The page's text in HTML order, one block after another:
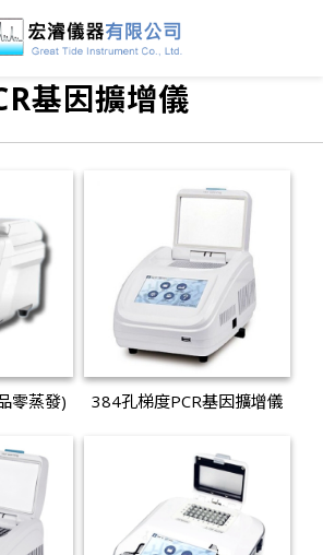
基因擴增儀
零蒸發) 384孔梯度PCR基因擴增儀